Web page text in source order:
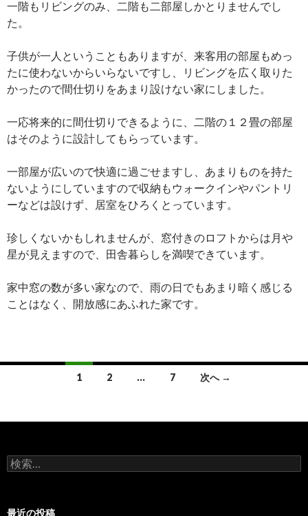
一階もリビングのみ、二階も二部屋しかとりませんでし
た。
子供が一人ということもありますが、来客用の部屋もめっ
たに使わないからいらないですし、リビングを広く取りた
かったので間仕切りをあまり設けない家にしました。
一応将来的に間仕切りできるように、二階の１２畳の部屋
はそのように設計してもらっています。
一部屋が広いので快適に過ごせますし、あまりものを持た
ないようにしていますので収納もウォークインやパントリ
ーなどは設けず、居室をひろくとっています。
珍しくないかもしれませんが、窓付きのロフトからは月や
星が見えますので、田舎暮らしを満喫できています。
家中窓の数が多い家なので、雨の日でもあまり暗く感じる
ことはなく、開放感にあふれた家です。
稿
ナ
ビ
1 2 … 7 次へ →
検
索
最近の投稿